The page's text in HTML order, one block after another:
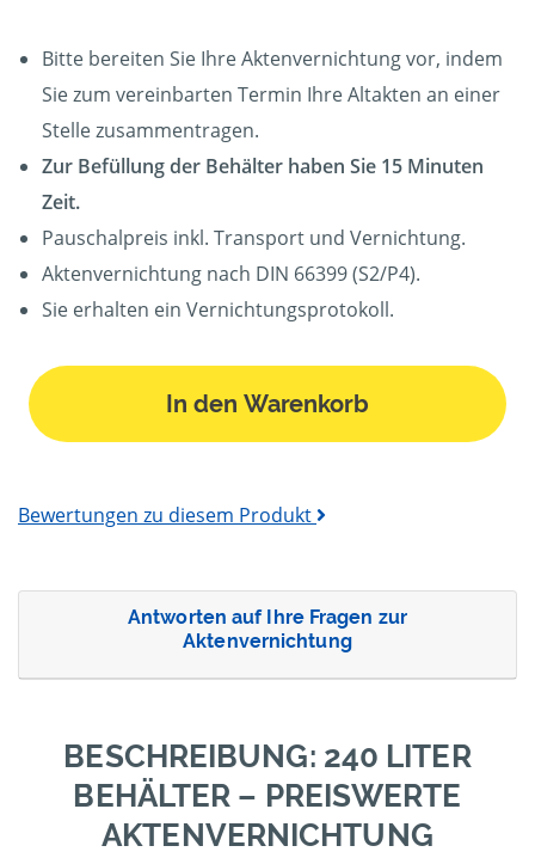
Bitte bereiten Sie Ihre Aktenvernichtung vor, indem
Sie zum vereinbarten Termin Ihre Altakten an einer
Stelle zusammentragen.
Zur Befüllung der Behälter haben Sie 15 Minuten
Zeit.
Pauschalpreis inkl. Transport und Vernichtung.
Aktenvernichtung nach DIN 66399 (S2/P4).
Sie erhalten ein Vernichtungsprotokoll.
In den Warenkorb
Bewertungen zu diesem Produkt
Antworten auf Ihre Fragen zur
Aktenvernichtung
BESCHREIBUNG: 240 LITER
BEHÄLTER – PREISWERTE
AKTENVERNICHTUNG